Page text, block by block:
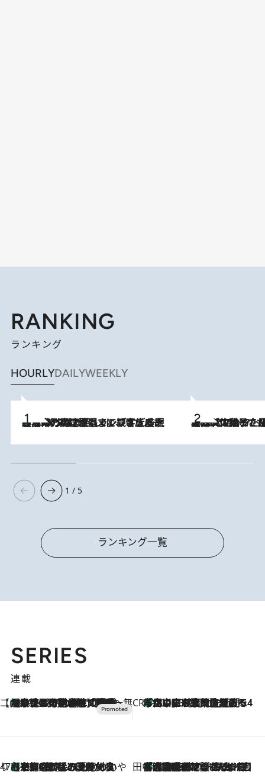
RANKING
ランキング
HOURLYDAILYWEEKLY
2026.8.7
「湘南乃風に憧れて」観客大盛上がりの“タオル回し”に、ラッパー顔負けの高速歌唱まで…さだまさし（74）のアグレッシブすぎる現在地 2026.8.5
【阿川佐和子さんの年とる力】なぜ70代で始めた趣味は“こんなに楽しい”のか？ ピアノ、俳句…スランプに陥っても続けられる“ある秘訣”とは
1 / 5
ランキング一覧
SERIES
連載
【CREA×星野リゾート】唯一無二。癒しと発見が待つ場所へ
2026.8.7
【トンボの足水浴】ヒノキの香りに包まれて涼感マックス！約13℃の湧水かけ流しを避暑地「星野温泉 トンボの湯」で体験 CREA'S CHOICE
2026.8.7
「立川にも歌舞伎があるんだよ」 片岡仁左衛門・市川中車ら豪華座組みで4年目の立川立飛歌舞伎へ
47都道府県の手みやげ ひんやりスイーツで夏を満喫
2026.8.7
【京都府】この夏絶対食べたい 冷やしておいしいおやつ3選 ひと口目から心を掴む新緑のテリーヌ 田中稲の勝手に再ブーム
2026.8.7
「湘南乃風に憧れて」観客大盛上がりの“タオル回し”に、ラッパー顔負けの高速歌唱まで…さだまさし（74）のアグレッシブすぎる現在地